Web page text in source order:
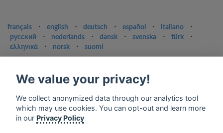
français ⋅ english ⋅ deutsch ⋅ español ⋅ italiano
⋅
русский
⋅ nederlands ⋅ dansk ⋅ svenska ⋅ türk
⋅
ελληνικά
⋅ norsk ⋅ suomi
Terms of service
Privacy Policy
Google Play and the Google Play logo are trademarks of Google Inc.
We value your privacy!
We collect anonymized data through our analytics tool
which may use cookies. You can opt-out and learn more
in our Privacy Policy